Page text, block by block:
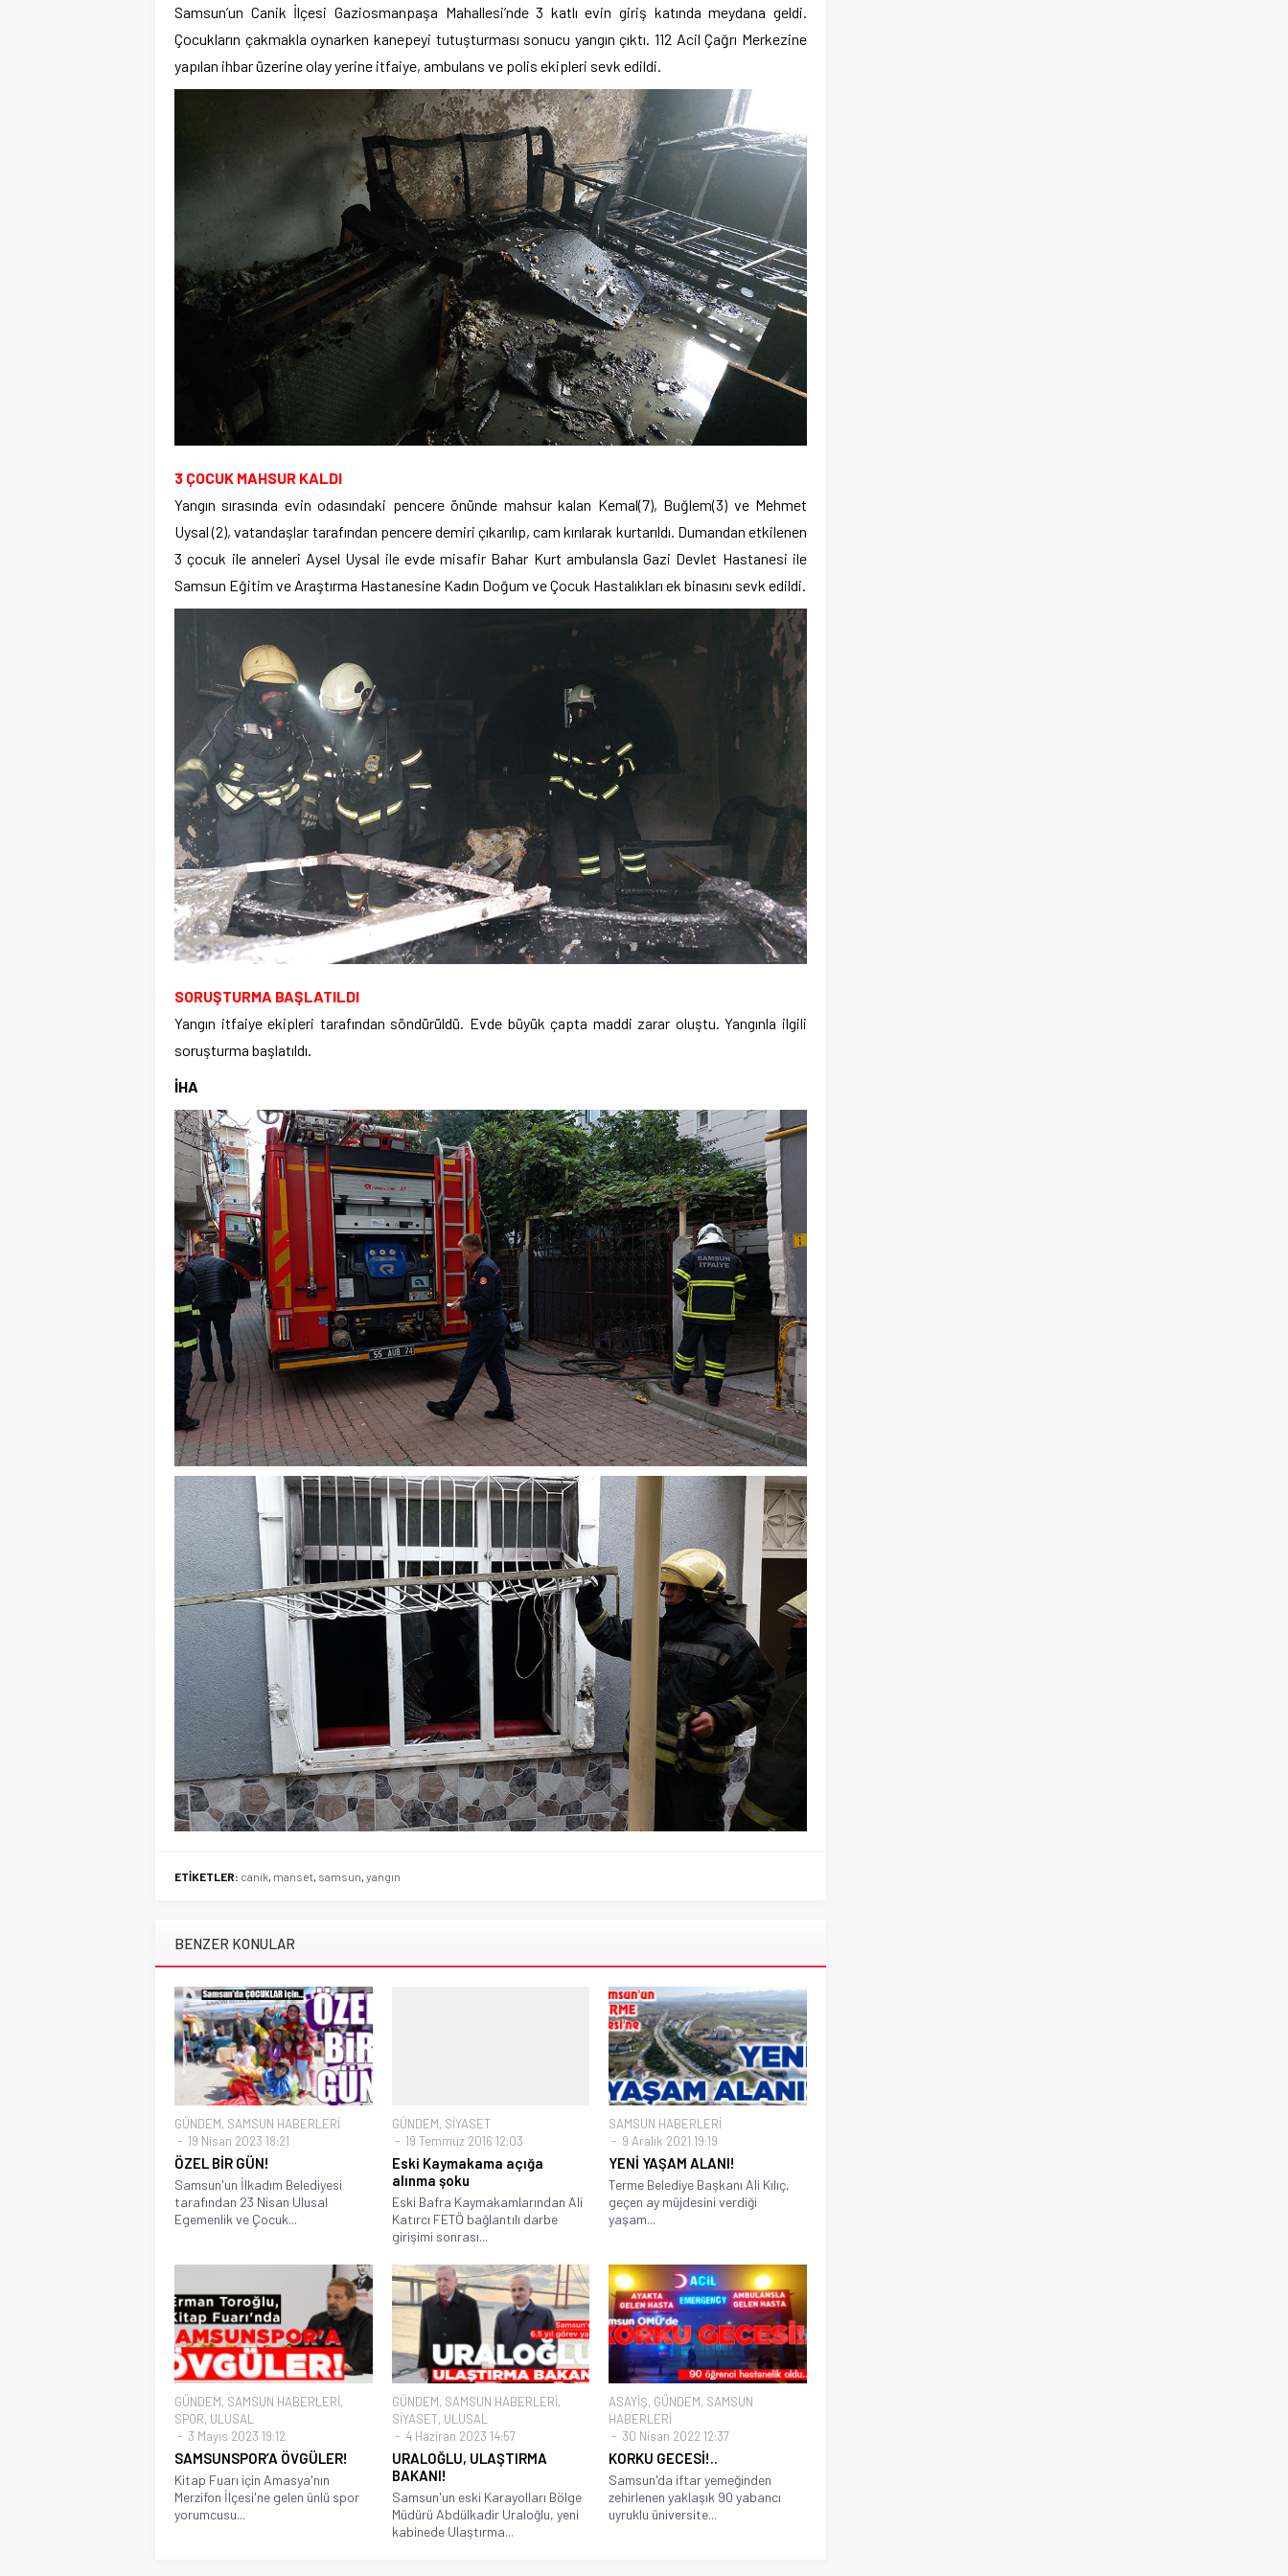
Samsun’un Canik İlçesi Gaziosmanpaşa Mahallesi’nde 3 katlı evin giriş katında meydana geldi.
Çocukların çakmakla oynarken kanepeyi tutuşturması sonucu yangın çıktı. 112 Acil Çağrı Merkezine
yapılan ihbar üzerine olay yerine itfaiye, ambulans ve polis ekipleri sevk edildi.
3 ÇOCUK MAHSUR KALDI
Yangın sırasında evin odasındaki pencere önünde mahsur kalan Kemal(7), Buğlem(3) ve Mehmet
Uysal (2), vatandaşlar tarafından pencere demiri çıkarılıp, cam kırılarak kurtarıldı. Dumandan etkilenen
3 çocuk ile anneleri Aysel Uysal ile evde misafir Bahar Kurt ambulansla Gazi Devlet Hastanesi ile
Samsun Eğitim ve Araştırma Hastanesine Kadın Doğum ve Çocuk Hastalıkları ek binasını sevk edildi.
SORUŞTURMA BAŞLATILDI
Yangın itfaiye ekipleri tarafından söndürüldü. Evde büyük çapta maddi zarar oluştu. Yangınla ilgili
soruşturma başlatıldı.
İHA
ETİKETLER: canik, manset, samsun, yangın
BENZER KONULAR
GÜNDEM, SAMSUN HABERLERİ
19 Nisan 2023 18:21
ÖZEL BİR GÜN!
Samsun'un İlkadım Belediyesi
tarafından 23 Nisan Ulusal
Egemenlik ve Çocuk...
GÜNDEM, SİYASET
19 Temmuz 2016 12:03
Eski Kaymakama açığa
alınma şoku
Eski Bafra Kaymakamlarından Ali
Katırcı FETÖ bağlantılı darbe
girişimi sonrası...
SAMSUN HABERLERİ
9 Aralık 2021 19:19
YENİ YAŞAM ALANI!
Terme Belediye Başkanı Ali Kılıç,
geçen ay müjdesini verdiği
yaşam...
GÜNDEM, SAMSUN HABERLERİ,
SPOR, ULUSAL
3 Mayıs 2023 19:12
SAMSUNSPOR’A ÖVGÜLER!
Kitap Fuarı için Amasya'nın
Merzifon İlçesi'ne gelen ünlü spor
yorumcusu...
GÜNDEM, SAMSUN HABERLERİ,
SİYASET, ULUSAL
4 Haziran 2023 14:57
URALOĞLU, ULAŞTIRMA
BAKANI!
Samsun'un eski Karayolları Bölge
Müdürü Abdülkadir Uraloğlu, yeni
kabinede Ulaştırma...
ASAYİŞ, GÜNDEM, SAMSUN
HABERLERİ
30 Nisan 2022 12:37
KORKU GECESİ!..
Samsun'da iftar yemeğinden
zehirlenen yaklaşık 90 yabancı
uyruklu üniversite...